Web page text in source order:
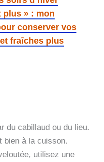
plus » : mon
conserver vos
fraîches plus
du cabillaud ou du lieu.
bien à la cuisson.
utilisez une